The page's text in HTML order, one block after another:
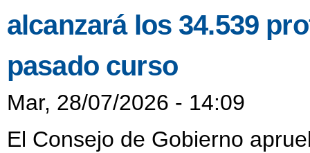
alcanzará los 34.539
pasado curso
Mar, 28/07/2026 - 14:09
El Consejo de Gobierno